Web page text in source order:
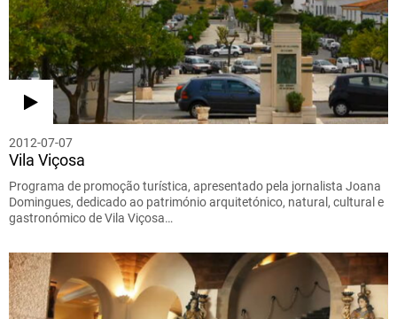
2012-07-07
Vila Viçosa
Programa de promoção turística, apresentado pela jornalista Joana
Domingues, dedicado ao património arquitetónico, natural, cultural e
gastronómico de Vila Viçosa…